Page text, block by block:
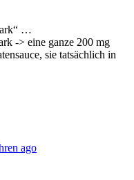
…
-> eine ganze 200 mg
sie tatsächlich in
ago